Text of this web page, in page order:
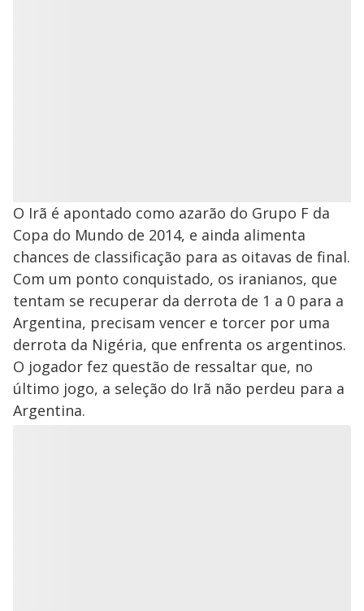
O Irã é apontado como azarão do Grupo F da
Copa do Mundo de 2014, e ainda alimenta
chances de classificação para as oitavas de final.
Com um ponto conquistado, os iranianos, que
tentam se recuperar da derrota de 1 a 0 para a
Argentina, precisam vencer e torcer por uma
derrota da Nigéria, que enfrenta os argentinos.
O jogador fez questão de ressaltar que, no
último jogo, a seleção do Irã não perdeu para a
Argentina.